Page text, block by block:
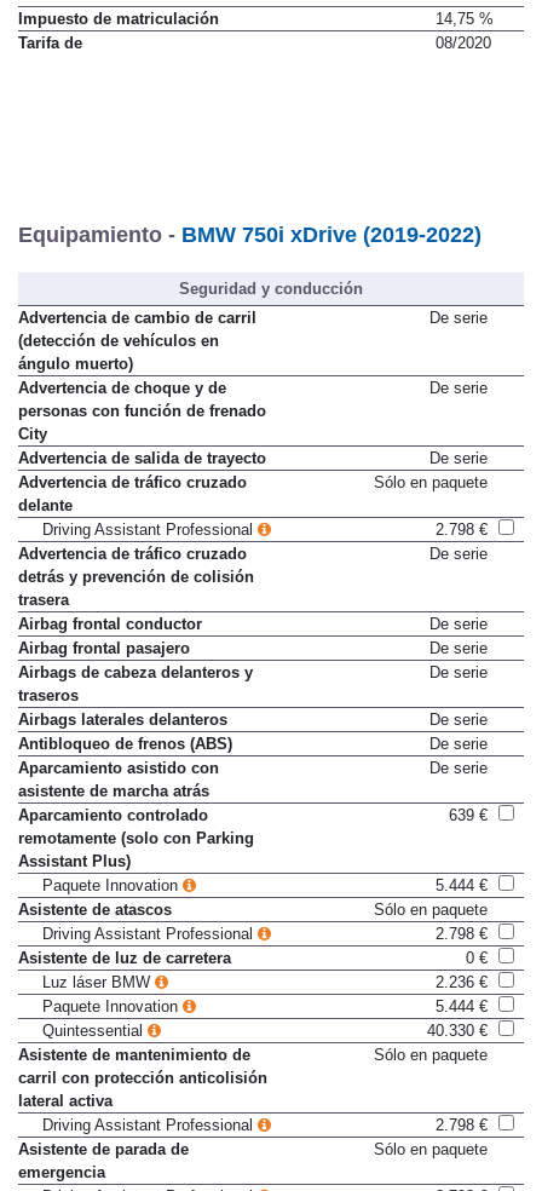
IVA
21 %
Impuesto de matriculación
14,75 %
Equipamiento - BMW 750i xDrive (2019-2022)
Seguridad y conducción
Advertencia de cambio de carril
(detección de vehículos en
ángulo muerto)
Advertencia de choque y de
personas con función de frenado
City
Advertencia de salida de trayecto
De serie
Advertencia de tráfico cruzado
delante
Driving Assistant Professional
2.798 €
Advertencia de tráfico cruzado
detrás y prevención de colisión
trasera
Airbag frontal conductor
De serie
Airbag frontal pasajero
De serie
Airbags de cabeza delanteros y
traseros
Airbags laterales delanteros
De serie
Antibloqueo de frenos (ABS)
De serie
Aparcamiento asistido con
asistente de marcha atrás
Aparcamiento controlado
remotamente (solo con Parking
Assistant Plus)
Paquete Innovation
5.444 €
Asistente de atascos
Sólo en paquete
Driving Assistant Professional
2.798 €
Asistente de luz de carretera
0 €
Luz láser BMW
2.236 €
Paquete Innovation
5.444 €
Quintessential
40.330 €
Asistente de mantenimiento de
carril con protección anticolisión
lateral activa
Driving Assistant Professional
2.798 €
Asistente de parada de